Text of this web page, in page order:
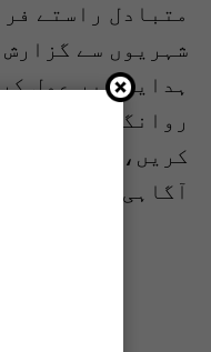
متبادل راستے
شہریوں سے
ہدایات پر عمل
روانگی سے قبل
کریں، میڈیا و
آگاہی مہم کا